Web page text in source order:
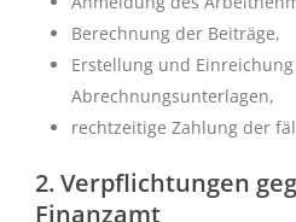
Berechnung der Beiträge,
Erstellung und Einreichung
Abrechnungsunterlagen,
rechtzeitige Zahlung der
2. Verpflichtungen
Finanzamt